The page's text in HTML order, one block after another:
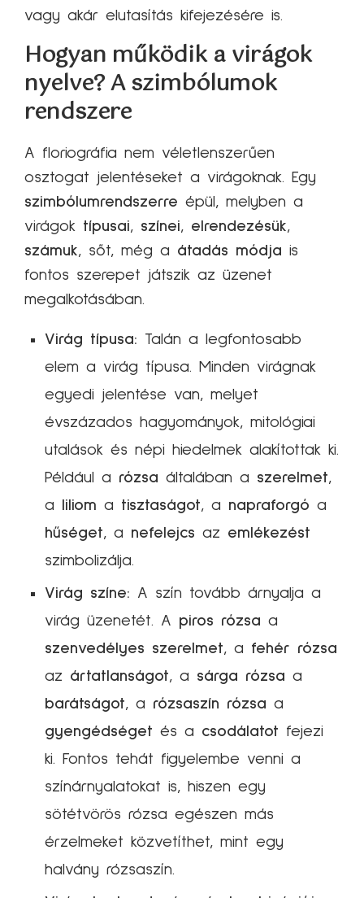
vagy akár elutasítás kifejezésére is.
Hogyan működik a virágok
nyelve? A szimbólumok
rendszere
A floriográfia nem véletlenszerűen
osztogat jelentéseket a virágoknak. Egy
szimbólumrendszerre épül, melyben a
virágok típusai, színei, elrendezésük,
számuk, sőt, még a átadás módja is
fontos szerepet játszik az üzenet
megalkotásában.
Virág típusa: Talán a legfontosabb
elem a virág típusa. Minden virágnak
egyedi jelentése van, melyet
évszázados hagyományok, mitológiai
utalások és népi hiedelmek alakítottak ki.
Például a rózsa általában a szerelmet,
a liliom a tisztaságot, a napraforgó a
hűséget, a nefelejcs az emlékezést
szimbolizálja.
Virág színe: A szín tovább árnyalja a
virág üzenetét. A piros rózsa a
szenvedélyes szerelmet, a fehér rózsa
az ártatlanságot, a sárga rózsa a
barátságot, a rózsaszín rózsa a
gyengédséget és a csodálatot fejezi
ki. Fontos tehát figyelembe venni a
színárnyalatokat is, hiszen egy
sötétvörös rózsa egészen más
érzelmeket közvetíthet, mint egy
halvány rózsaszín.